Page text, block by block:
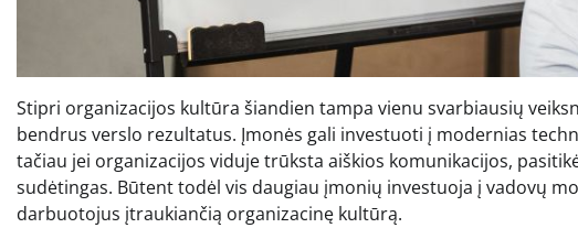
Stipri organizacijos kultūra šiandien tampa vienu svarbiausių
bendrus verslo rezultatus. Įmonės gali investuoti į modernias
tačiau jei organizacijos viduje trūksta aiškios komunikacijos,
sudėtingas. Būtent todėl vis daugiau įmonių investuoja į vadovų
darbuotojus įtraukiančią organizacinę kultūrą.